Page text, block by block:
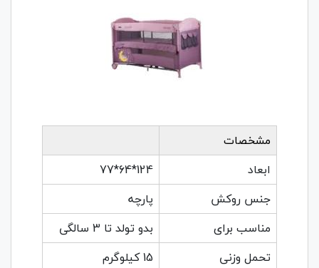
مشخصات
ابعاد
124*64*77
جنس روکش
پارچه
مناسب برای
بدو تولد تا 3 سالگی
تحمل وزنی
15 کیلوگرم